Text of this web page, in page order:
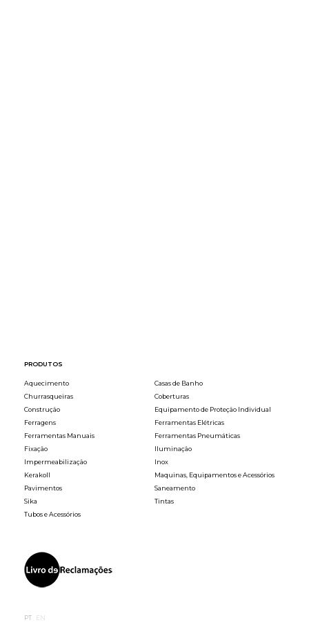
PRODUTOS
Aquecimento
Casas de Banho
Churrasqueiras
Coberturas
Construção
Equipamento de Proteção Individual
Ferragens
Ferramentas Elétricas
Ferramentas Manuais
Ferramentas Pneumáticas
Fixação
Iluminação
Impermeabilização
Inox
Kerakoll
Maquinas, Equipamentos e Acessórios
Pavimentos
Saneamento
Sika
Tintas
Tubos e Acessórios
PT EN